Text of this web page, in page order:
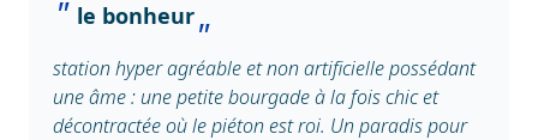
le bonheur
station hyper agréable et non artificielle possédant
une âme : une petite bourgade à la fois chic et
décontractée où le piéton est roi. Un paradis pour